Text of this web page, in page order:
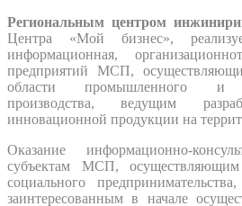
Региональным центром
Центра «Мой бизнес»,
информационная,
предприятий МСП,
области промышленного и
производства, ведущим
инновационной продукции на
Оказание информационно-
субъектам МСП, осуществляющим
социального
заинтересованным в начале